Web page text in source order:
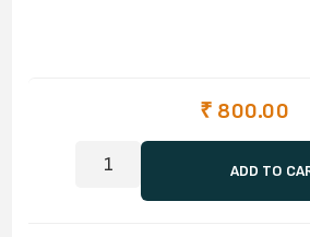
₹ 800.00
ADD TO